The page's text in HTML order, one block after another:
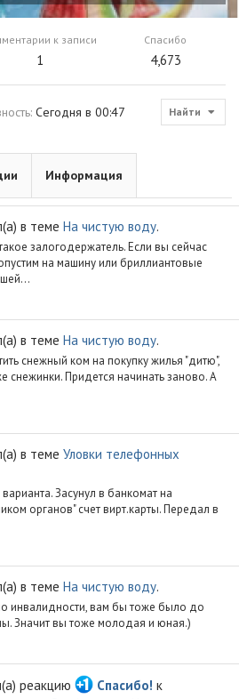
к записи
1
Спасибо
4,673
Сегодня в 00:47 Найти
Информация
в теме На чистую воду.
залогодержатель. Если вы сейчас
на машину или бриллиантовые
в теме На чистую воду.
снежный ком на покупку жилья "дитю",
снежинки. Придется начинать заново. А
в теме Уловки телефонных
Засунул в банкомат на
органов" счет вирт.карты. Передал в
в теме На чистую воду.
инвалидности, вам бы тоже было до
Значит вы тоже молодая и юная.)
реакцию Спасибо! к